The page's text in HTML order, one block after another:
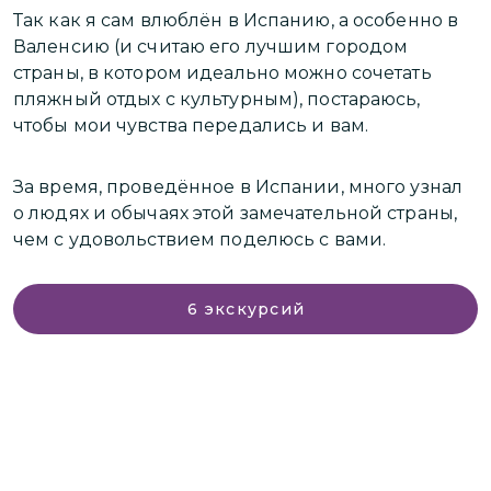
Так как я сам влюблён в Испанию, а особенно в
Валенсию (и считаю его лучшим городом
страны, в котором идеально можно сочетать
пляжный отдых с культурным), постараюсь,
чтобы мои чувства передались и вам.
За время, проведённое в Испании, много узнал
о людях и обычаях этой замечательной страны,
чем с удовольствием поделюсь с вами.
6 экскурсий